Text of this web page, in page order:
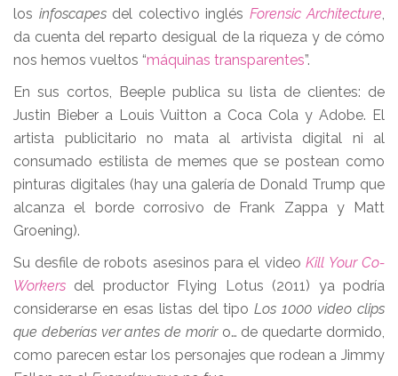
los infoscapesdel colectivo inglés Forensic Architecture,
da cuenta del reparto desigual de la riqueza y de cómo
nos hemos vueltos “máquinas transparentes”.
En sus cortos, Beeple publica su lista de clientes: de
Justin Bieber a Louis Vuitton a Coca Cola y Adobe. El
artista publicitario no mata al artivista digital ni al
consumado estilista de memes que se postean como
pinturas digitales (hay una galería de Donald Trump que
alcanza el borde corrosivo de Frank Zappa y Matt
Groening).
Su desfile de robots asesinos para el videoKill Your Co-
Workers del productor Flying Lotus (2011) ya podría
considerarse en esas listas del tipoLos 1000 video clips
que deberías ver antes de moriro… de quedarte dormido,
como parecen estar los personajes que rodean a Jimmy